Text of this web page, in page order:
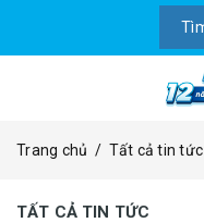
Trang chủ / Tất cả tin tức
TẤT CẢ TIN TỨC